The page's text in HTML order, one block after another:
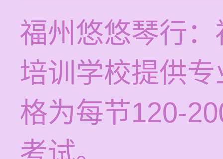
福州悠悠琴行
培训学校提供
格为每节120-
考试。